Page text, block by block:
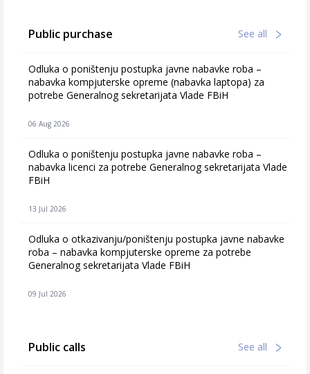
Public purchase See all
Odluka o poništenju postupka javne nabavke roba –
nabavka kompjuterske opreme (nabavka laptopa) za
potrebe Generalnog sekretarijata Vlade FBiH
06 Aug 2026
Odluka o poništenju postupka javne nabavke roba –
nabavka licenci za potrebe Generalnog sekretarijata Vlade
FBiH
13 Jul 2026
Odluka o otkazivanju/poništenju postupka javne nabavke
roba – nabavka kompjuterske opreme za potrebe
Generalnog sekretarijata Vlade FBiH
09 Jul 2026
Public calls See all